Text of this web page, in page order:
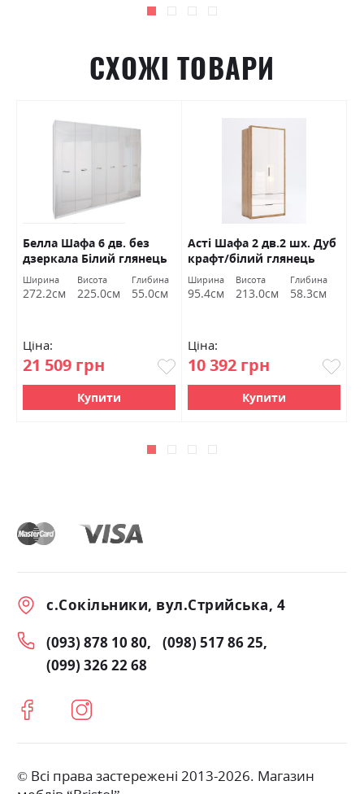
СХОЖІ ТОВАРИ
Белла Шафа 6 дв. без
дзеркала Білий глянець
Міромарк
Ширина
272.2см
Висота
225.0см
Глибина
55.0см
Ціна:
21 509 грн
Купити
Асті Шафа 2 дв.2 шх. Дуб
крафт/білий глянець
Міромарк
Ширина
95.4см
Висота
213.0см
Глибина
58.3см
Ціна:
10 392 грн
Купити
с.Сокільники, вул.Стрийська, 4
(093) 878 10 80
(098) 517 86 25
(099) 326 22 68
© Всі права застережені 2013-2026. Магазин